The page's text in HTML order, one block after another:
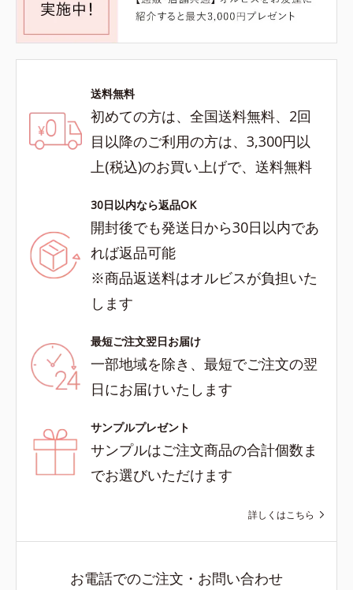
送料無料
初めての方は、全国送料無料、2回
目以降のご利用の方は、3,300円以
上(税込)のお買い上げで、送料無料
30日以内なら返品OK
開封後でも発送日から30日以内であ
れば返品可能
※商品返送料はオルビスが負担いた
します
最短ご注文翌日お届け
一部地域を除き、最短でご注文の翌
日にお届けいたします
サンプルプレゼント
サンプルはご注文商品の合計個数ま
でお選びいただけます
詳しくはこちら
お電話でのご注文・お問い合わせ